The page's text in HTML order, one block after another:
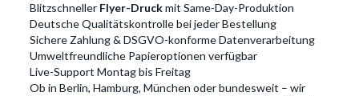
Blitzschneller Flyer-Druckmit Same-Day-Produktion
Deutsche Qualitätskontrolle bei jeder Bestellung
Sichere Zahlung & DSGVO-konforme Datenverarbeitung
Umweltfreundliche Papieroptionen verfügbar
Live-Support Montag bis Freitag
Ob in Berlin, Hamburg, München oder bundesweit – wir